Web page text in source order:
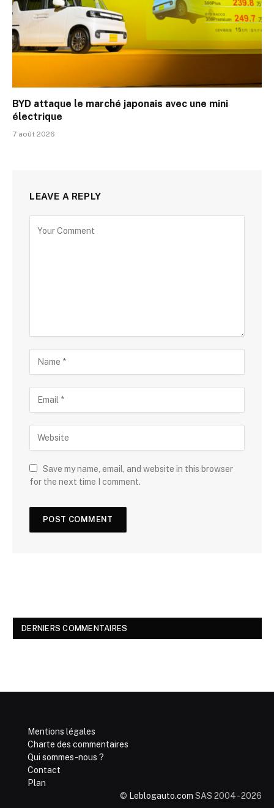
BYD attaque le marché japonais avec une mini
électrique
7 août 2026
LEAVE A REPLY
Save my name, email, and website in this browser
for the next time I comment.
DERNIERS COMMENTAIRES
Mentions légales
Charte des commentaires
Qui sommes-nous ?
Contact
Plan
© Leblogauto.com SAS 2004 - 2026